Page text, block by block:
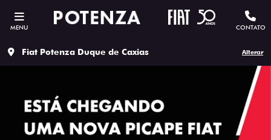
MENU CONTATO
Fiat Potenza Duque de Caxias Alterar